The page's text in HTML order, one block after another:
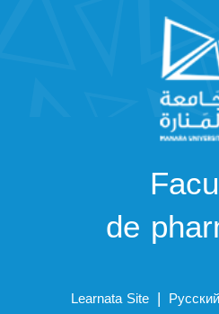
de
Learnata Site | Русский